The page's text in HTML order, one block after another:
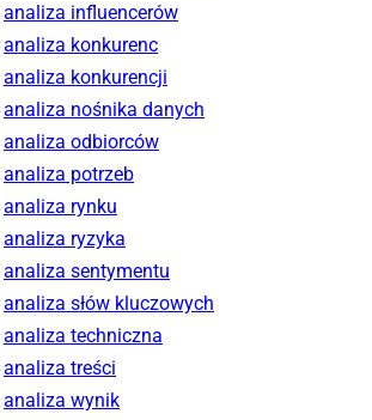
analiza influencerów
analiza konkurenc
analiza konkurencji
analiza nośnika danych
analiza odbiorców
analiza potrzeb
analiza rynku
analiza ryzyka
analiza sentymentu
analiza słów kluczowych
analiza techniczna
analiza treści
analiza wynik